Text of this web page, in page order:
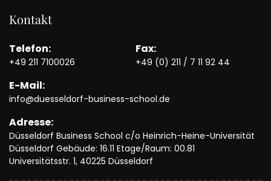
Kontakt
Telefon:
+49 211 7100026
Fax:
+49 (0) 211 / 7 11 92 44
E-Mail:
info@duesseldorf-business-school.de
Adresse:
Düsseldorf Business School c/o Heinrich-Heine-Universität
Düsseldorf Gebäude: 16.11 Etage/Raum: 00.81
Universitätsstr. 1, 40225 Düsseldorf